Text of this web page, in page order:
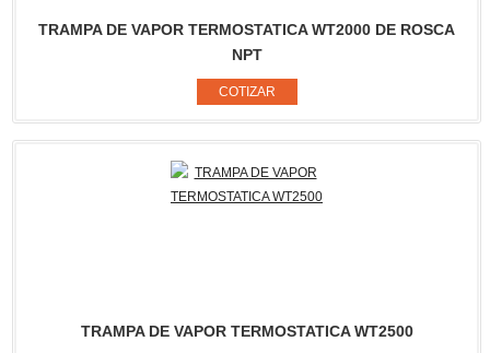
TRAMPA DE VAPOR TERMOSTATICA WT2000 DE ROSCA
NPT
TRAMPA DE VAPOR TERMOSTATICA WT2500